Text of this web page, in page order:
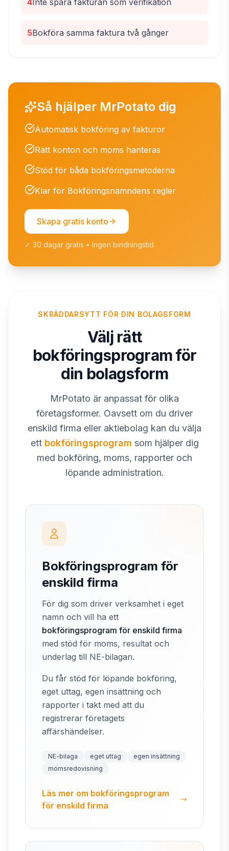
4 Inte spara fakturan som verifikation
5Bokföra samma faktura två gånger
Så hjälper MrPotato dig
Automatisk bokföring av fakturor
Rätt konton och moms hanteras
Stöd för båda bokföringsmetoderna
Klar för Bokföringsnämndens regler
Skapa gratis konto
✓ 30 dagar gratis • Ingen bindningstid
SKRÄDDARSYTT FÖR DIN BOLAGSFORM
Välj rätt
bokföringsprogram för
din bolagsform
MrPotato är anpassat för olika
företagsformer. Oavsett om du driver
enskild firma eller aktiebolag kan du välja
ett bokföringsprogram som hjälper dig
med bokföring, moms, rapporter och
löpande administration.
Bokföringsprogram för
enskild firma
För dig som driver verksamhet i eget
namn och vill ha ett
bokföringsprogram för enskild firma
med stöd för moms, resultat och
underlag till NE-bilagan.
Du får stöd för löpande bokföring,
eget uttag, egen insättning och
rapporter i takt med att du
registrerar företagets
affärshändelser.
NE-bilaga eget uttag
egen insättning
momsredovisning
Läs mer om bokföringsprogram
för enskild firma